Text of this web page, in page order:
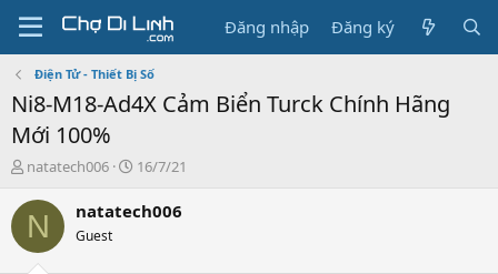
Đăng nhập Đăng ký
Điện Tử - Thiết Bị Số
Ni8-M18-Ad4X Cảm Biển Turck Chính Hãng
Mới 100%
T
r
e
a
natatech006
N
à
16/7/21
N natatech006
Guest